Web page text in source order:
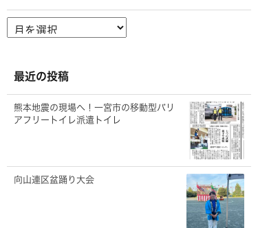
ー
ブ
最近の投稿
熊本地震の現場へ！一宮市の移動型バリ
アフリートイレ派遣トイレ
向山連区盆踊り大会